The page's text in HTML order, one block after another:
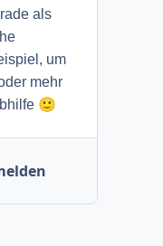
als
um
mehr
🙂